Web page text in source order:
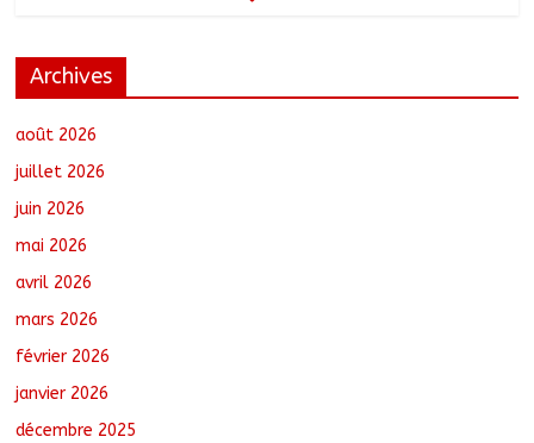
de Ferrick Kodjoguila se mobilisent pour
Archives
août 2026
juillet 2026
juin 2026
mai 2026
avril 2026
mars 2026
février 2026
janvier 2026
décembre 2025